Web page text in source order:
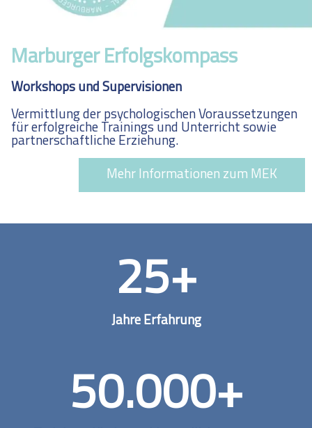
Marburger Erfolgskompass
Workshops und Supervisionen
Vermittlung der psychologischen Voraussetzungen
für erfolgreiche Trainings und Unterricht sowie
partnerschaftliche Erziehung.
Mehr Informationen zum MEK
Jahre Erfahrung
25+
50.000+